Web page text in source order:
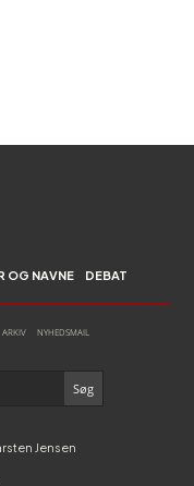
OG NAVNE DEBAT
ARKIV NYHEDSMAIL
Jensen